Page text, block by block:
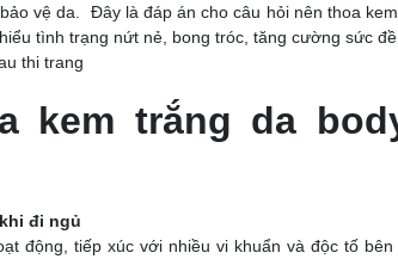
vệ da. Đây là đáp án cho câu hỏi nên thoa
tình trạng nứt nẻ, bong tróc, tăng cường sức đề
thi trang
kem trắng da
đi ngủ
động, tiếp xúc với nhiều vi khuẩn và độc tố